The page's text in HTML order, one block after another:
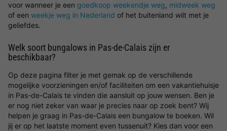
voor wanneer je een goedkoop weekendje weg, midweek weg
of een weekje weg in Nederland of het buitenland wilt met je
geliefdes.
Welk soort bungalows in Pas-de-Calais zijn er
beschikbaar?
Op deze pagina filter je met gemak op de verschillende
mogelijke voorzieningen en/of faciliteiten om een vakantiehuisje
in Pas-de-Calais te vinden die aansluit op jouw wensen. Ben je
er nog niet zeker van waar je precies naar op zoek bent? Wij
helpen je graag in Pas-de-Calais een bungalow te boeken. Wil
jij er op het laatste moment even tussenuit? Kies dan voor een